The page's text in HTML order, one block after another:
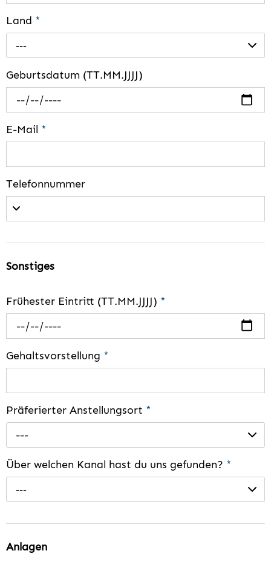
Land *
---
Geburtsdatum (TT.MM.JJJJ)
E-Mail *
Telefonnummer
Sonstiges
Frühester Eintritt (TT.MM.JJJJ) *
Gehaltsvorstellung *
Präferierter Anstellungsort *
---
Über welchen Kanal hast du uns gefunden? *
---
Anlagen